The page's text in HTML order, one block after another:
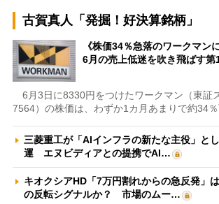
古賀真人「発掘！好決算銘柄」
《株価34％急落のワークマン
6月の売上低迷を吹き飛ばす
6月3日に8330円をつけたワークマン（東証
7564）の株価は、わずか1カ月あまりで約34
三菱重工が「AIインフラの新たな主役」と
運 エヌビディアとの提携でAI…
キオクシアHD「7万円割れからの急反発」
の反転シグナルか？ 市場のムー…